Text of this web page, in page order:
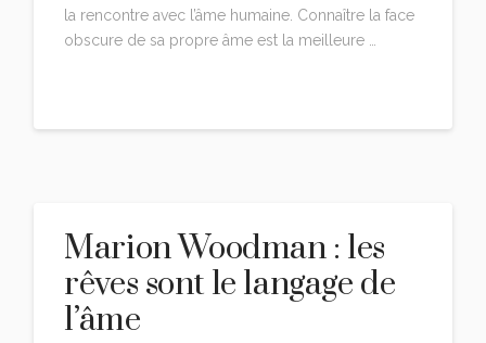
la rencontre avec l’âme humaine. Connaître la face
obscure de sa propre âme est la meilleure …
Marion Woodman : les
rêves sont le langage de
l’âme